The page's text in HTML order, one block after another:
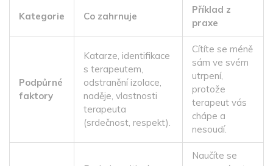
Kategorie Co zahrnuje
Příklad z
praxe
Podpůrné
faktory
Katarze, identifikace
s terapeutem,
odstranění izolace,
naděje, vlastnosti
terapeuta
(srdečnost, respekt).
Cítíte se méně
sám ve svém
utrpení,
protože
terapeut vás
chápe a
nesoudí.
Naučíte se